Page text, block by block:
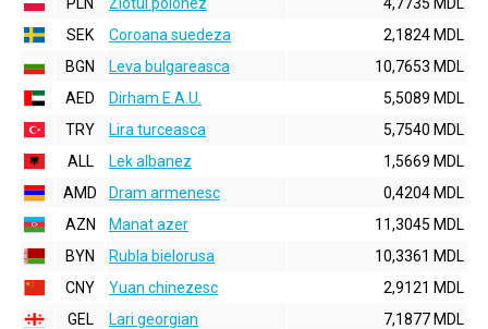
SEK
Coroana suedeza
2,1824 MDL
BGN
Leva bulgareasca
10,7653 MDL
AED
Dirham E.A.U.
5,5089 MDL
TRY
Lira turceasca
5,7540 MDL
ALL
Lek albanez
1,5669 MDL
AMD
Dram armenesc
0,4204 MDL
AZN
Manat azer
11,3045 MDL
BYN
Rubla bielorusa
10,3361 MDL
CNY
Yuan chinezesc
2,9121 MDL
GEL
Lari georgian
7,1877 MDL